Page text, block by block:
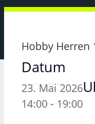
Hobby Herren
Datum
23. Mai 2026
14:00 - 19:00